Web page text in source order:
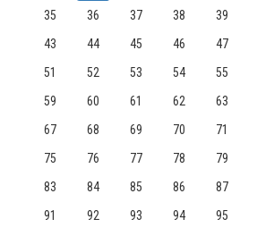
35
36 37 38 39
43
44 45 46 47
51
52 53 54 55
59
60 61 62 63
67
68 69 70 71
75
76 77 78 79
83
84 85 86 87
91
92 93 94 95